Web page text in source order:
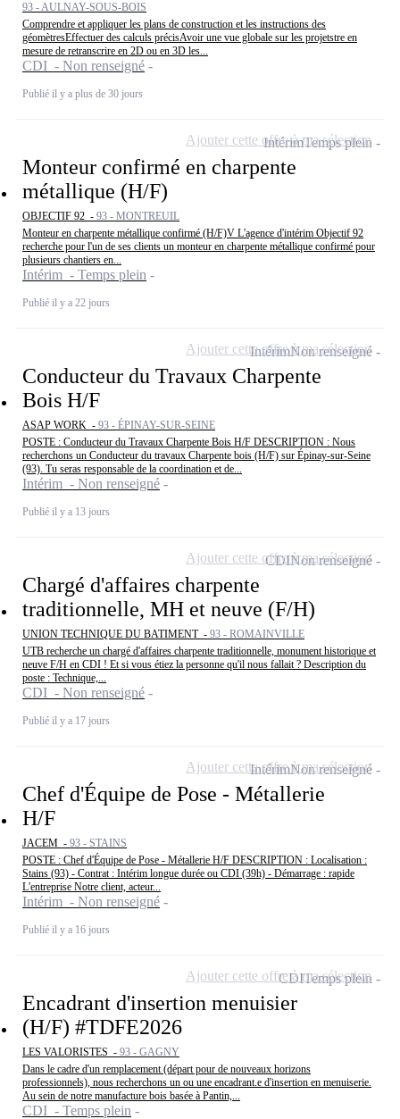
93 - AULNAY-SOUS-BOIS
Comprendre et appliquer les plans de construction et les instructions des
géomètresEffectuer des calculs précisAvoir une vue globale sur les projetstre en
mesure de retranscrire en 2D ou en 3D les...
CDI - Non renseigné
Publié il y a plus de 30 jours
Monteur confirmé en charpente
métallique (H/F)
OBJECTIF 92 - 93 - MONTREUIL
Monteur en charpente métallique confirmé (H/F)V L'agence d'intérim Objectif 92
recherche pour l'un de ses clients un monteur en charpente métallique confirmé pour
plusieurs chantiers en...
Intérim - Temps plein
Publié il y a 22 jours
IntérimTemps plein
Ajouter cette offre à ma sélection
Conducteur du Travaux Charpente
Bois H/F
ASAP WORK - 93 - ÉPINAY-SUR-SEINE
POSTE : Conducteur du Travaux Charpente Bois H/F DESCRIPTION : Nous
recherchons un Conducteur du travaux Charpente bois (H/F) sur Épinay-sur-Seine
(93). Tu seras responsable de la coordination et de...
Intérim - Non renseigné
Publié il y a 13 jours
IntérimNon renseigné
Ajouter cette offre à ma sélection
Chargé d'affaires charpente
traditionnelle, MH et neuve (F/H)
UNION TECHNIQUE DU BATIMENT - 93 - ROMAINVILLE
UTB recherche un chargé d'affaires charpente traditionnelle, monument historique et
neuve F/H en CDI ! Et si vous étiez la personne qu'il nous fallait ? Description du
poste : Technique,...
CDI - Non renseigné
Publié il y a 17 jours
CDINon renseigné
Ajouter cette offre à ma sélection
Chef d'Équipe de Pose - Métallerie
H/F
JACEM - 93 - STAINS
POSTE : Chef d'Équipe de Pose - Métallerie H/F DESCRIPTION : Localisation :
Stains (93) - Contrat : Intérim longue durée ou CDI (39h) - Démarrage : rapide
L'entreprise Notre client, acteur...
Intérim - Non renseigné
Publié il y a 16 jours
IntérimNon renseigné
Ajouter cette offre à ma sélection
Encadrant d'insertion menuisier
(H/F) #TDFE2026
LES VALORISTES - 93 - GAGNY
Dans le cadre d'un remplacement (départ pour de nouveaux horizons
professionnels), nous recherchons un ou une encadrant.e d'insertion en menuiserie.
Au sein de notre manufacture bois basée à Pantin,...
CDI - Temps plein
CDITemps plein
Ajouter cette offre à ma sélection